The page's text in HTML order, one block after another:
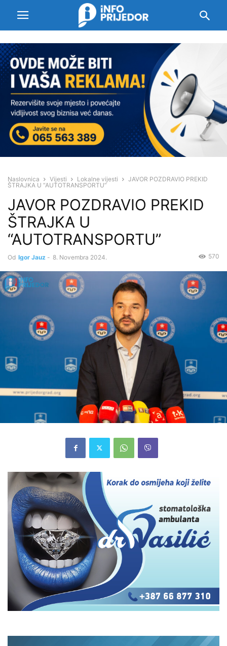
Naslovnica Vijesti Lokalne vijesti
JAVOR POZDRAVIO PREKID
ŠTRAJKA U “AUTOTRANSPORTU”
JAVOR POZDRAVIO PREKID
ŠTRAJKA U
“AUTOTRANSPORTU”
Od Igor Jauz - 8. Novembra 2024. 570